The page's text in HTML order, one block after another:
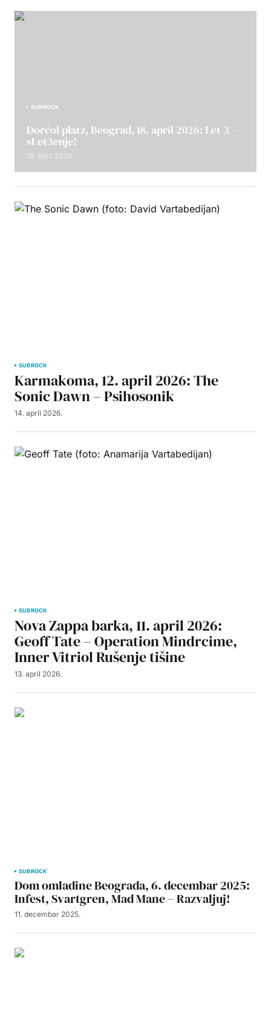
SUBROCK
Dorćol platz, Beograd, 18. april 2026: Let 3 –
sLet3enje!
19. april 2026.
SUBROCK
Karmakoma, 12. april 2026: The
Sonic Dawn – Psihosonik
14. april 2026.
SUBROCK
Nova Zappa barka, 11. april 2026:
Geoff Tate – Operation Mindrcime,
Inner Vitriol Rušenje tišine
13. april 2026.
SUBROCK
Dom omladine Beograda, 6. decembar 2025:
Infest, Svartgren, Mad Mane – Razvaljuj!
11. decembar 2025.